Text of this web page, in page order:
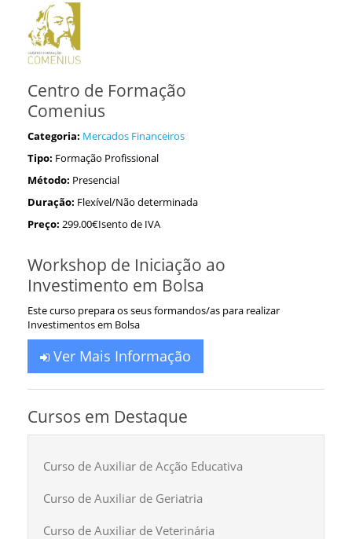
Centro de Formação
Comenius
Categoria: Mercados Financeiros
Tipo: Formação Profissional
Método: Presencial
Duração: Flexível/Não determinada
Preço: 299.00€Isento de IVA
Workshop de Iniciação ao
Investimento em Bolsa
Este curso prepara os seus formandos/as para realizar
Investimentos em Bolsa
Ver Mais Informação
Cursos em Destaque
Curso de Auxiliar de Acção Educativa
Curso de Auxiliar de Geriatria
Curso de Auxiliar de Veterinária